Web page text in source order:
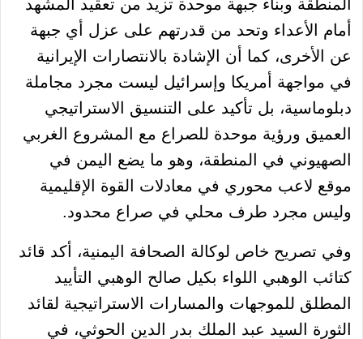
المنطقة وبناء جبهة موحدة تزيد من تعقيد المشهد
أمام الأعداء وتحد من قدرتهم على عزل أي جبهة
عن الأخرى، كما أن الإشادة بالانتصارات الإيرانية
في مواجهة أمريكا وإسرائيل ليست مجرد مجاملة
دبلوماسية، بل تأكيد على التنسيق الاستراتيجي
العميق ورؤية موحدة للصراع مع المشروع الغربي
الصهيوني في المنطقة، وهو ما يضع اليمن في
موقع لاعب محوري في معادلات القوة الإقليمية
وليس مجرد طرف محلي في صراع محدود.
وفي تصريح خاص لوكالة الصحافة اليمنية، أكد قائد
كتائب الوهبي اللواء بكيل صالح الوهبي التأييد
المطلق للموجهات والمسارات الاستراتيجية لقائد
الثورة السيد عبد الملك بدر الدين الحوثي، في